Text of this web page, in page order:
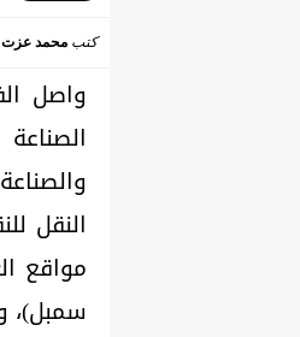
كتب محمد عزت
واصل
النقل
مواقع
سمبل)، والذي يبلغ طوله